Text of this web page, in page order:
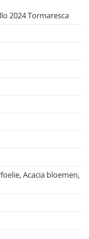
2024 Tormaresca
Acacia bloemen,